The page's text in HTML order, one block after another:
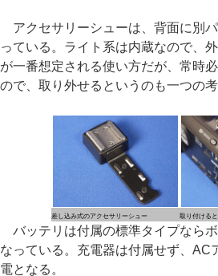
アクセサリーシューは、背面に別
っている。ライト系は内蔵なので、
が一番想定される使い方だが、常時
ので、取り外せるというのも一つの考
差し込み式のアクセサリーシュー 取り付ける
バッテリは付属の標準タイプなら
なっている。充電器は付属せず、AC
電となる。